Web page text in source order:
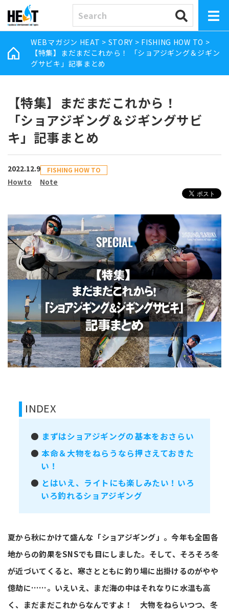
WEBマガジン HEAT > STORY > FISHING HOW TO >
【特集】まだまだこれから！ 「ショアジギング＆ジギン
グサビキ」記事まとめ
【特集】まだまだこれから！
「ショアジギング＆ジギングサビ
キ」記事まとめ
2022.12.9 FISHING HOW TO
Howto Note
INDEX
● まずはショアジギングの基本をおさらい
●本命＆大物をねらうなら押さえておきた
い！
● とはいえ、ライトにも楽しみたい！いろ
いろ釣れるショアジギング
夏から秋にかけて盛んな「ショアジギング」。今年も全国各
地からの釣果をSNSでも目にしました。そして、そろそろ冬
が近づいてくると、寒さとともに釣り場に出掛けるのがやや
億劫に……。いえいえ、まだ海の中はそれなりに水温も高
く、まだまだこれからなんですよ！ 大物をねらいつつ、冬